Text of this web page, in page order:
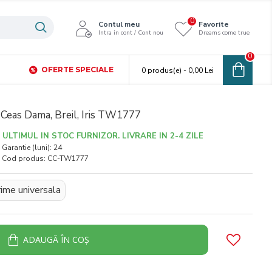
Contul meu
Intra in cont / Cont nou
Favorite
Dreams come true
0
OFERTE SPECIALE 0 produs(e) - 0,00 Lei
0
Ceas Dama, Breil, Iris TW1777
ULTIMUL IN STOC FURNIZOR. LIVRARE IN 2-4 ZILE
Garantie (luni): 24
Cod produs: CC-TW1777
universala
ADAUGĂ ÎN COŞ